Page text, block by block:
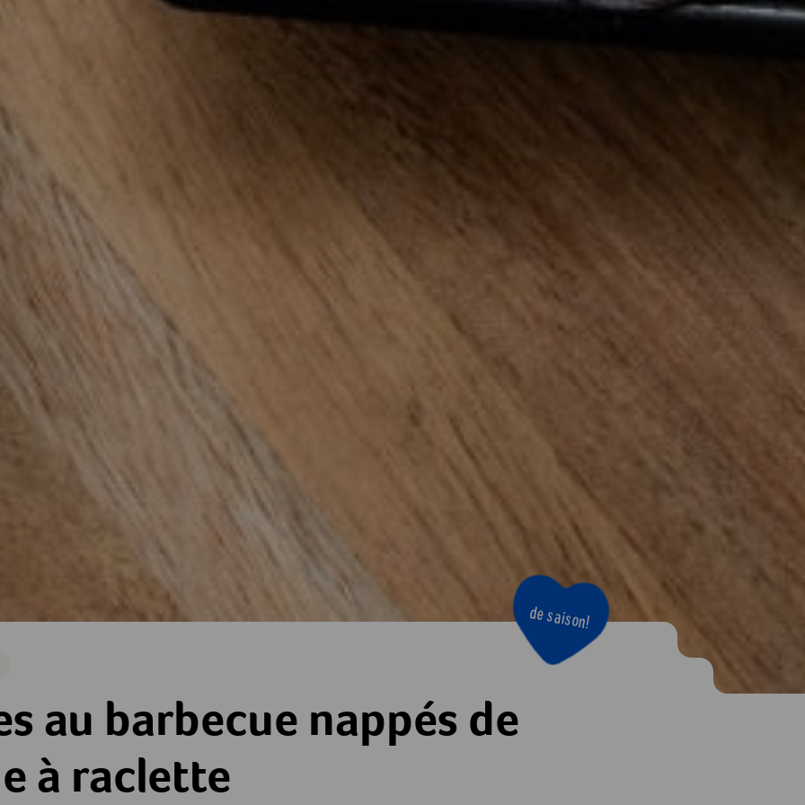
nappés de fromage à raclette
au barbecue nappés de
à raclette
de saison!